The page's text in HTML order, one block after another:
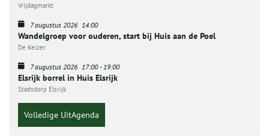
Vrijdagmarkt
7 augustus 2026 14:00
Wandelgroep voor ouderen, start bij Huis aan de Poel
De Keizer
7 augustus 2026 17:00- 19:00
Elsrijk borrel in Huis Elsrijk
Stadsdorp Elsrijk
Volledige UitAgenda